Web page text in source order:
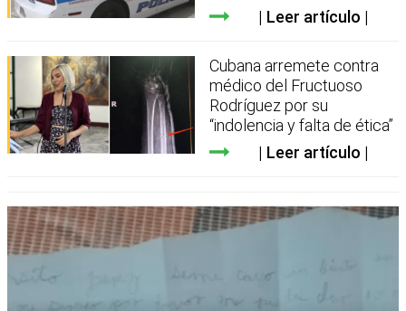
Leer artículo
Cubana arremete contra
médico del Fructuoso
Rodríguez por su
“indolencia y falta de ética”
Leer artículo